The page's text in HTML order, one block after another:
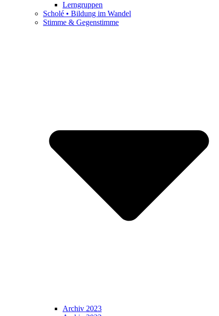
Lerngruppen
Scholé • Bildung im Wandel
Stimme & Gegenstimme
Archiv 2023